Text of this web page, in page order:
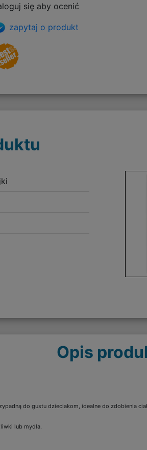
się aby ocenić
zapytaj o produkt
Opis
do gustu dzieciakom, idealne do zdobienia
lub mydła.